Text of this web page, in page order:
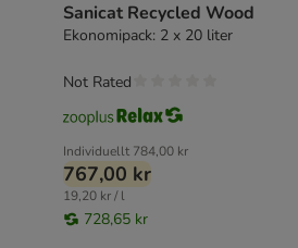
Sanicat Recycled Wood
Ekonomipack: 2 x 20 liter
Individuellt 784,00 kr
767,00 kr
19,20 kr / l
728,65 kr
Not Rated